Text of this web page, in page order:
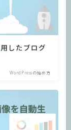
したブログ
WordPressの始め方